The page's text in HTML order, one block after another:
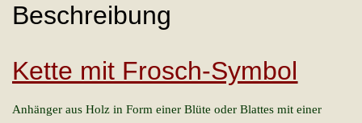
Beschreibung
Kette mit Frosch-Symbol
Anhänger aus Holz in Form einer Blüte oder Blattes mit einer